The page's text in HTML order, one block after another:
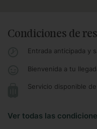
Condiciones de
Entrada anticipada y
Bienvenida a tu
Servicio disponible
Ver todas las